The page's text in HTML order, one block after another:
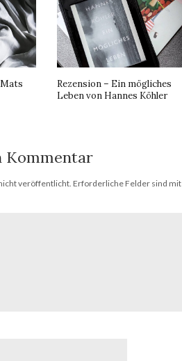
Rezension – Ein mögliches
Leben von Hannes Köhler
Kommentar
veröffentlicht. Erforderliche Felder sind mit